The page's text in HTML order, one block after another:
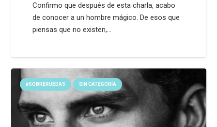
Confirmo que después de esta charla, acabo
de conocer a un hombre mágico. De esos que
piensas que no existen,…
#SOBRERUEDAS SIN CATEGORÍA